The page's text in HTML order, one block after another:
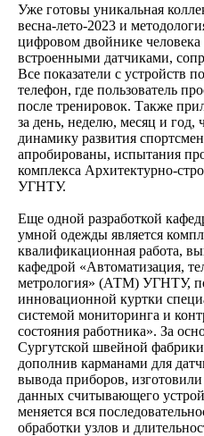
Уже готовы уникальная
весна-лето-2023 и
цифровом двойнике
встроенными датчиками,
Все показатели с устройств
телефон, где пользователь
после тренировок. Также
за день, неделю, месяц и год,
динамику развития
апробированы, испытания
комплекса Архитектурно-
УГНТУ.
Еще одной разработкой
умной одежды является
квалификационная работа,
кафедрой «Автоматизация,
метрология» (АТМ) УГНТУ,
инновационной куртки
системой мониторинга и
состояния работника». За
Сургутской швейной
дополнив карманами для
вывода приборов,
данных считывающего
меняется вся
обработки узлов и